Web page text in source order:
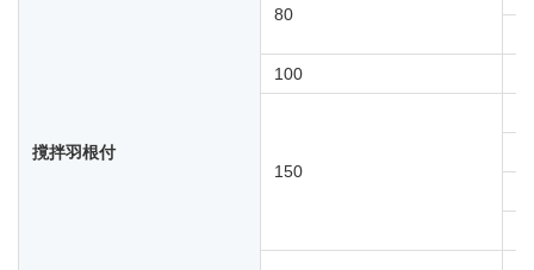
撹拌羽根付
80
100
150